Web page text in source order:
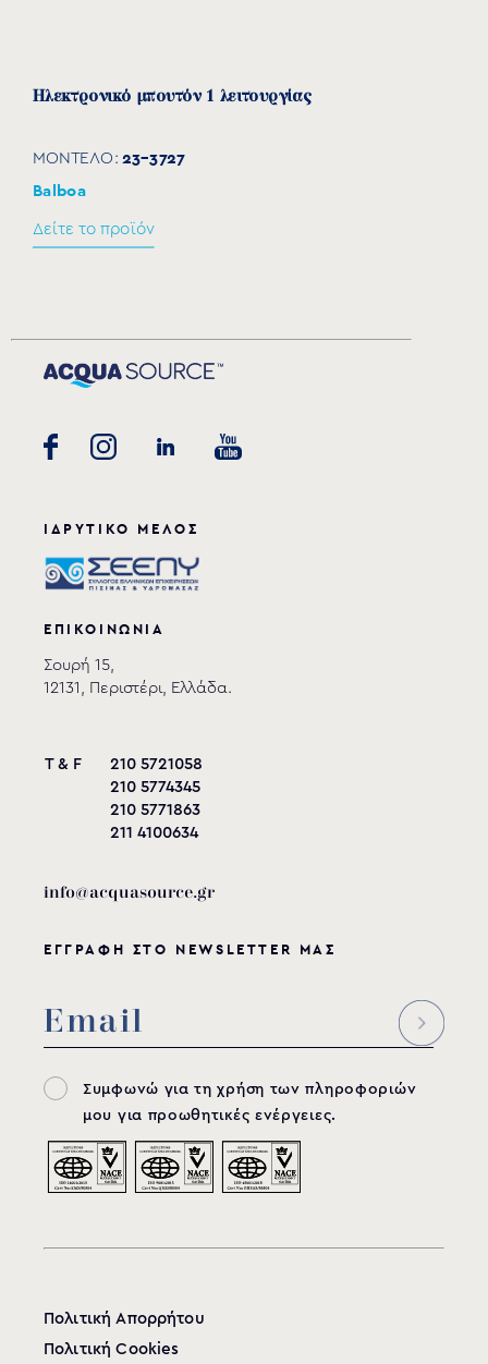
Ηλεκτρονικό μπουτόν 1 λειτουργίας
ΜΟΝΤΕΛΟ:23-3727
Balboa
Δείτε το προϊόν
ΙΔΡΥΤΙΚΟ ΜΕΛΟΣ
ΕΠΙΚΟΙΝΩΝΙΑ
Σουρή 15,
12131, Περιστέρι, Ελλάδα.
T & F
210 5721058
210 5774345
210 5771863
211 4100634
info@acquasource.gr
ΕΓΓΡΑΦΗ ΣΤΟ NEWSLETTER ΜΑΣ
Συμφωνώ για τη χρήση των πληροφοριών
μου για προωθητικές ενέργειες.
Πολιτική Απορρήτου
Πολιτική Cookies